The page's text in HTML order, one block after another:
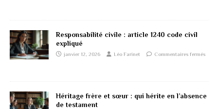
Responsabilité civile : article 1240 code civil
expliqué
janvier 12, 2026 Léo Farinet Commentaires fermés
Héritage frère et sœur : qui hérite en l’absence
de testament